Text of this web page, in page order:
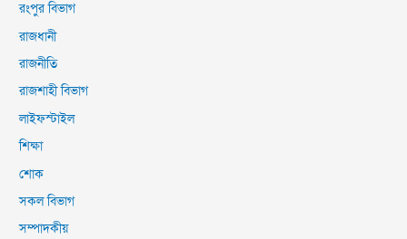
রংপুর বিভাগ
রাজধানী
রাজনীতি
রাজশাহী বিভাগ
লাইফস্টাইল
শিক্ষা
শোক
সকল বিভাগ
সম্পাদকীয়